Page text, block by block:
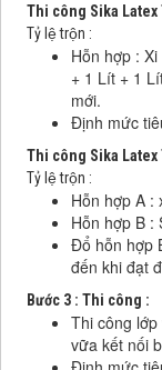
Thi công Sika Latex
Tỷ lệ trộn :
Hỗn hợp :
+ 1 Lít + 1
mới.
Định mức
Thi công Sika Latex
Tỷ lệ trộn :
Hỗn hợp A :
Hỗn hợp B :
Đổ hỗn hợp
đến khi đạt
Bước 3 : Thi công :
Thi công
vữa kết nối